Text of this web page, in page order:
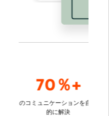
70％+
のコミュニケーションを自動
的に解決
顧客対